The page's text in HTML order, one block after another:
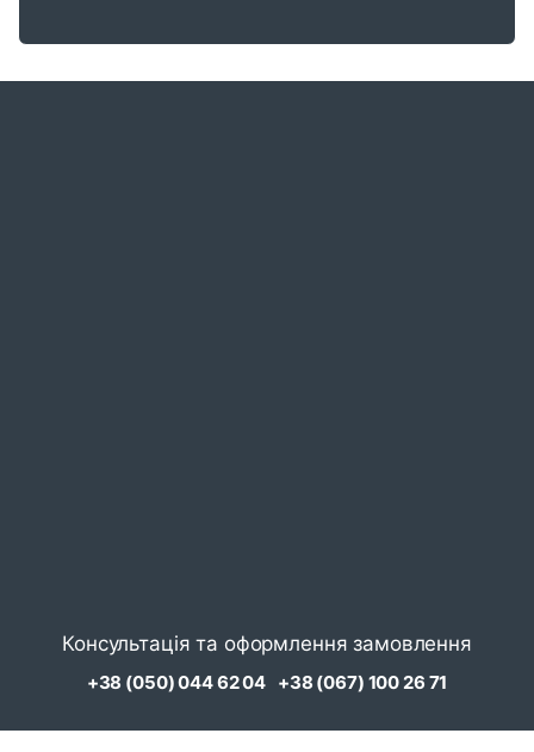
Консультація та оформлення замовлення
+38 (050) 044 62 04 +38 (067) 100 26 71